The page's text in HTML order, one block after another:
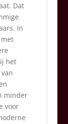
Dat
In
het
minder
voor